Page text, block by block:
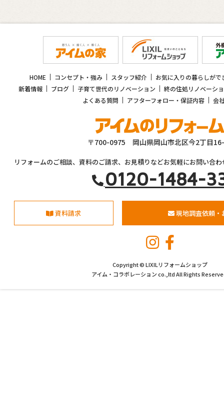
HOME コンセプト・強み スタッフ紹介
お気に入りの暮らしがで
新着情報
ブログ 子育て世代のリノベーション
終の住処リノベーシ
よくある質問
アフターフォロー・保証内容 会
〒700-0975 岡山県岡山市北区今2丁目
リフォームのご相談、資料のご請求、お見積りなどお気軽にお問い合
0120-1484-
資料請求 現地調査依頼・
Copyright © LIXILリフォームショップ
アイム・コラボレーション co.,ltd All Rights